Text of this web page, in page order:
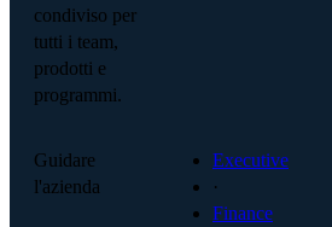
condiviso per
tutti i team,
prodotti e
programmi.
Guidare
l'azienda
Executive
·
Finance